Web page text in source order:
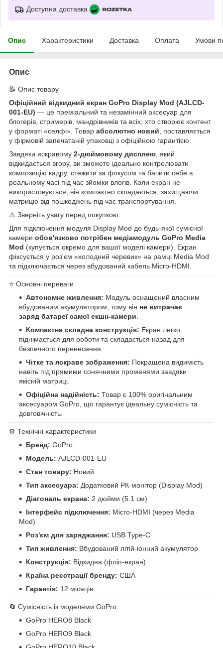
Доступна доставка
Опис Характеристики Доставка Оплата Умови
Опис
📝 Опис товару
Офіційний відкидний екран GoPro Display Mod (AJLCD-
001-EU) — це преміальний та незамінний аксесуар для
блогерів, стримерів, мандрівників та всіх, хто створює контент
у форматі «селфі». Товар абсолютно новий , поставляється
у фірмовій запечатаній упаковці з офіційною гарантією.
Завдяки яскравому 2-дюймовому дисплею , який
відкидається вгору, ви зможете ідеально контролювати
композицію кадру, стежити за фокусом та бачити себе в
реальному часі під час зйомки влогів. Коли екран не
використовується, він компактно складається, захищаючи
матрицю від пошкоджень під час транспортування.
⚠️ Зверніть увагу перед покупкою:
Для підключення модуля Display Mod до будь-якої сумісної
камери обов'язково потрібен медіамодуль GoPro Media
Mod (купується окремо для вашої моделі камери). Екран
фіксується у роз'єм «холодний черевик» на рамці Media Mod
та підключається через вбудований кабель Micro-HDMI.
⭐ Основні переваги
Автономне живлення: Модуль оснащений власним
вбудованим акумулятором, тому він не витрачає
заряд батареї самої екшн-камери
Компактна складна конструкція: Екран легко
піднімається для роботи та складається назад для
безпечного перенесення.
Чітке та яскраве зображення: Покращена видимість
навіть під прямими сонячними променями завдяки
якісній матриці.
Офіційна надійність: Товар є 100% оригінальним
аксесуаром GoPro, що гарантує ідеальну сумісність та
довговічність.
⚙️ Технічні характеристики
Бренд: GoPro
Модель: AJLCD-001-EU
Стан товару: Новий
Тип аксесуара: Додатковий РК-монітор (Display Mod)
Діагональ екрана: 2 дюйми (5.1 см)
Інтерфейс підключення: Micro-HDMI (через Media
Mod)
Роз'єм для заряджання: USB Type-C
Тип живлення: Вбудований літій-іонний акумулятор
Конструкція: Відкидна (фліп-екран)
Країна реєстрації бренду: США
Гарантія: 12 місяців
🔄 Сумісність із моделями GoPro:
GoPro HERO8 Black
GoPro HERO9 Black